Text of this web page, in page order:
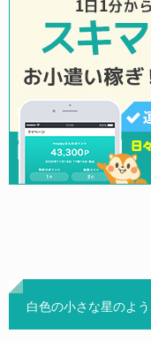
白色の小さな星のよ